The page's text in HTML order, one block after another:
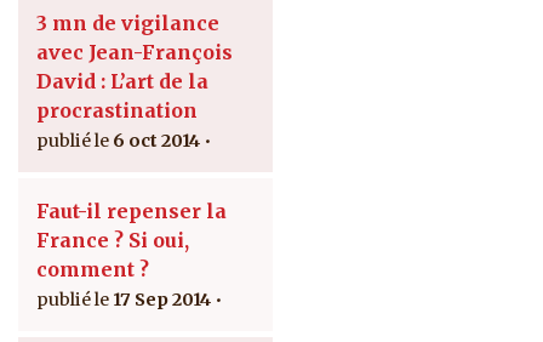
3 mn de vigilance
avec Jean-François
David : L’art de la
procrastination
6 oct 2014
Faut-il repenser la
France ? Si oui,
comment ?
17 Sep 2014